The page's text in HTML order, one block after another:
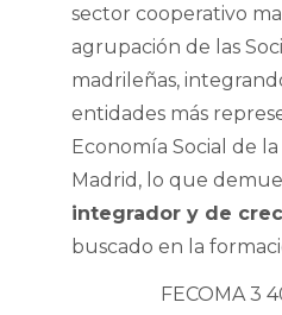
sector cooperativo
agrupación de las
madrileñas,
entidades más
Economía Social de
Madrid, lo que
integrador y de
buscado en la